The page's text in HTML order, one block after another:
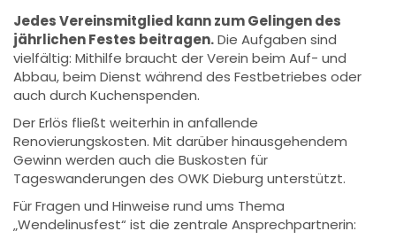
Jedes Vereinsmitglied kann zum Gelingen des
jährlichen Festes beitragen.Die Aufgaben sind
vielfältig: Mithilfe braucht der Verein beim Auf- und
Abbau, beim Dienst während des Festbetriebes oder
auch durch Kuchenspenden.
Der Erlös fließt weiterhin in anfallende
Renovierungskosten. Mit darüber hinausgehendem
Gewinn werden auch die Buskosten für
Tageswanderungen des OWK Dieburg unterstützt.
Für Fragen und Hinweise rund ums Thema
„Wendelinusfest“ ist die zentrale Ansprechpartnerin: